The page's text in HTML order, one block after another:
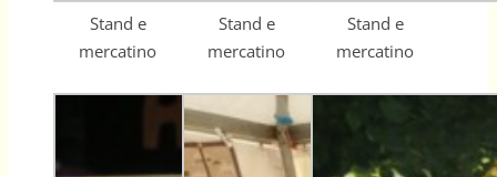
Stand e
mercatino
Stand e
mercatino
Stand e
mercatino